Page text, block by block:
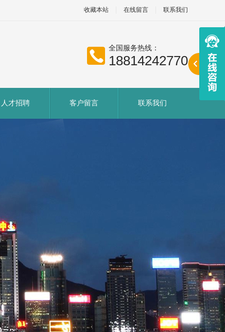
收藏本站 在线留言 联系我们
全国服务热线：
18814242770
人才招聘 客户留言 联系我们